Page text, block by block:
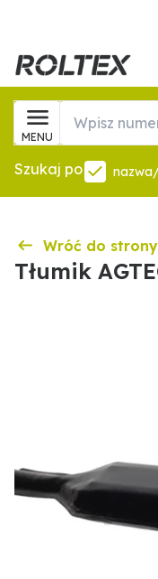
MENU
Szukaj po
Wróć do
Tłumik